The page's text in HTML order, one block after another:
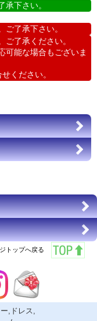
下さい。
ご了承下さい。
ご了承ください。
可能な場合もございま
ください。
トップへ戻る
,ドレス,